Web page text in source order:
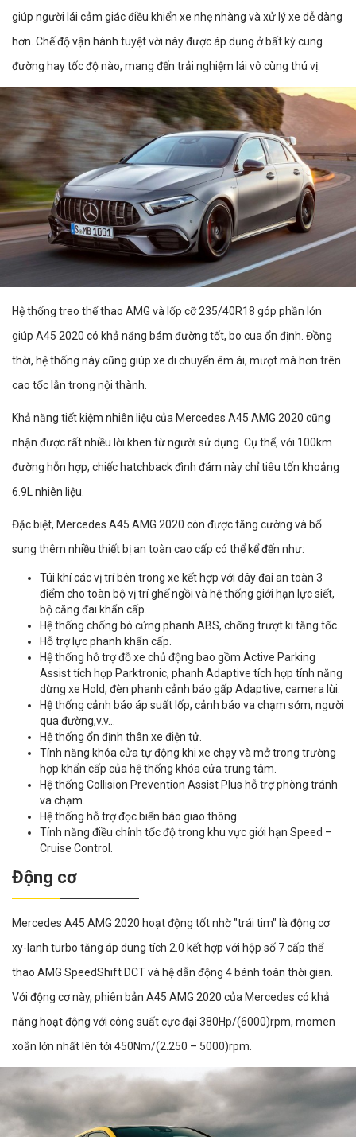
giúp người lái cảm giác điều khiển xe nhẹ nhàng và xử lý xe dễ dàng
hơn. Chế độ vận hành tuyệt vời này được áp dụng ở bất kỳ cung
đường hay tốc độ nào, mang đến trải nghiệm lái vô cùng thú vị.
Hệ thống treo thể thao AMG và lốp cỡ 235/40R18 góp phần lớn
giúp A45 2020 có khả năng bám đường tốt, bo cua ổn định. Đồng
thời, hệ thống này cũng giúp xe di chuyển êm ái, mượt mà hơn trên
cao tốc lẫn trong nội thành.
Khả năng tiết kiệm nhiên liệu của Mercedes A45 AMG 2020 cũng
nhận được rất nhiều lời khen từ người sử dụng. Cụ thể, với 100km
đường hỗn hợp, chiếc hatchback đình đám này chỉ tiêu tốn khoảng
6.9L nhiên liệu.
Đặc biệt, Mercedes A45 AMG 2020 còn được tăng cường và bổ
sung thêm nhiều thiết bị an toàn cao cấp có thể kể đến như:
Túi khí các vị trí bên trong xe kết hợp với dây đai an toàn 3
điểm cho toàn bộ vị trí ghế ngồi và hệ thống giới hạn lực siết,
bộ căng đai khẩn cấp.
Hệ thống chống bó cứng phanh ABS, chống trượt ki tăng tốc.
Hỗ trợ lực phanh khẩn cấp.
Hệ thống hỗ trợ đỗ xe chủ động bao gồm Active Parking
Assist tích hợp Parktronic, phanh Adaptive tích hợp tính năng
dừng xe Hold, đèn phanh cảnh báo gấp Adaptive, camera lùi.
Hệ thống cảnh báo áp suất lốp, cảnh báo va chạm sớm, người
qua đường,v.v…
Hệ thống ổn định thân xe điện tử.
Tính năng khóa cửa tự động khi xe chạy và mở trong trường
hợp khẩn cấp của hệ thống khóa cửa trung tâm.
Hệ thống Collision Prevention Assist Plus hỗ trợ phòng tránh
va chạm.
Hệ thống hỗ trợ đọc biển báo giao thông.
Tính năng điều chỉnh tốc độ trong khu vực giới hạn Speed –
Cruise Control.
Động cơ
Mercedes A45 AMG 2020 hoạt động tốt nhờ "trái tim" là động cơ
xy-lanh turbo tăng áp dung tích 2.0 kết hợp với hộp số 7 cấp thể
thao AMG SpeedShift DCT và hệ dẫn động 4 bánh toàn thời gian.
Với động cơ này, phiên bản A45 AMG 2020 của Mercedes có khả
năng hoạt động với công suất cực đại 380Hp/(6000)rpm, momen
xoắn lớn nhất lên tới 450Nm/(2.250 – 5000)rpm.